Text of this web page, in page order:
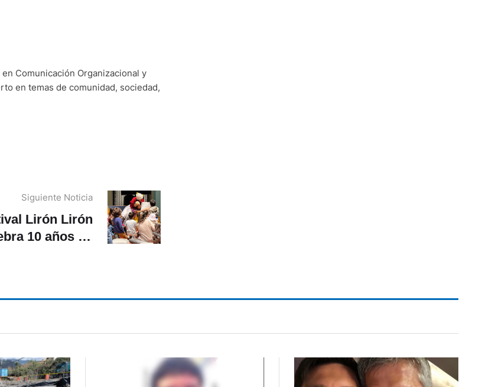
Comunicación Organizacional y
en temas de comunidad, sociedad,
Siguiente Noticia
Lirón Lirón
10 años en